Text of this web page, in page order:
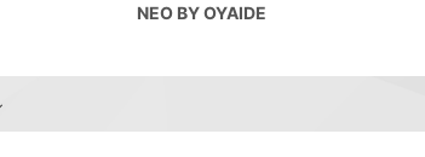
NEO BY OYAIDE